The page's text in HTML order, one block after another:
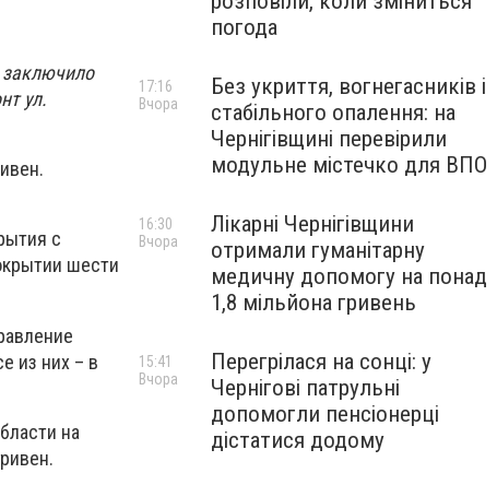
заключило
ул.
с
шести
из них – в
на
погода
Без укриття, вогнегасників і
стабільного опалення: на
Чернігівщині перевірили
модульне містечко для ВПО
17:16
Вчора
Лікарні Чернігівщини
отримали гуманітарну
медичну допомогу на понад
1,8 мільйона гривень
16:30
Вчора
Перегрілася на сонці: у
Чернігові патрульні
допомогли пенсіонерці
дістатися додому
15:41
Вчора